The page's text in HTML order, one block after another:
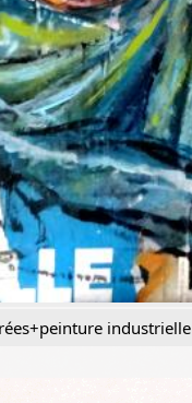
industrielle